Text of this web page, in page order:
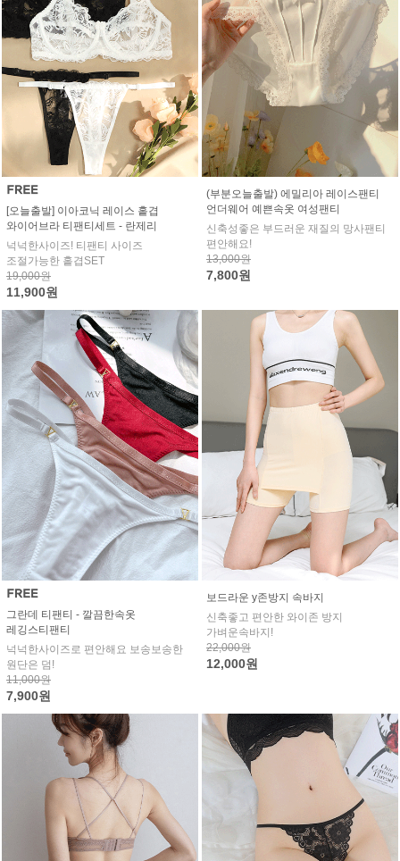
[오늘출발] 이아코닉 레이스 홑겹
와이어브라 티팬티세트 - 란제리
넉넉한사이즈! 티팬티 사이즈
조절가능한 홑겹SET
19,000원
11,900원
(부분오늘출발) 에밀리아 레이스팬티
언더웨어 예쁜속옷 여성팬티
신축성좋은 부드러운 재질의 망사팬티
편안해요!
13,000원
7,800원
그란데 티팬티 - 깔끔한속옷
레깅스티팬티
넉넉한사이즈로 편안해요 보송보송한
원단은 덤!
11,000원
7,900원
보드라운 y존방지 속바지
신축좋고 편안한 와이존 방지
가벼운속바지!
22,000원
12,000원